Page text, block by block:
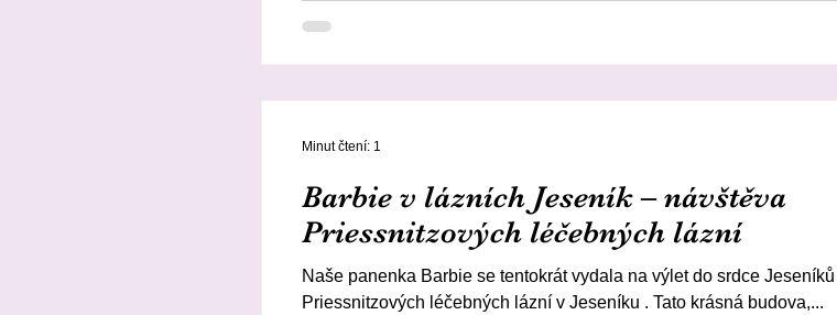
Barbie v lázních Jeseník – návštěva
Priessnitzových léčebných lázní
Naše panenka Barbie se tentokrát vydala na výlet do srdce
Priessnitzových léčebných lázní v Jeseníku . Tato krásná budova,...
Minut čtení: 1